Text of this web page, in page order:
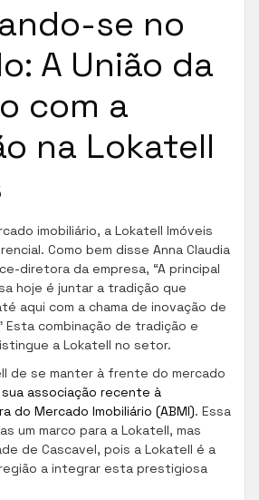
se no
A União da
com a
na Lokatell
imobiliário, a Lokatell Imóveis
Como bem disse Anna Claudia
diretora da empresa, “A principal
hoje é juntar a tradição que
aqui com a chama de inovação de
Esta combinação de tradição e
a Lokatell no setor.
de se manter à frente do mercado
associação recente à
do Mercado Imobiliário (ABMI). Essa
um marco para a Lokatell, mas
de Cascavel, pois a Lokatell é a
a integrar esta prestigiosa